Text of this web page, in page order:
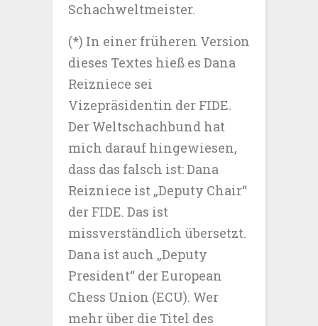
Schachweltmeister.
(*) In einer früheren Version
dieses Textes hieß es Dana
Reizniece sei
Vizepräsidentin der FIDE.
Der Weltschachbund hat
mich darauf hingewiesen,
dass das falsch ist: Dana
Reizniece ist „Deputy Chair“
der FIDE. Das ist
missverständlich übersetzt.
Dana ist auch „Deputy
President“ der European
Chess Union (ECU). Wer
mehr über die Titel des